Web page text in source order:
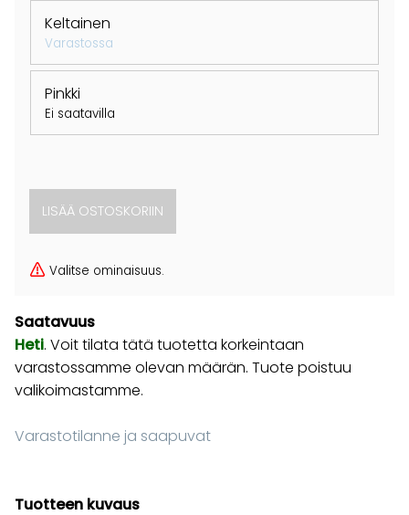
Keltainen
Varastossa
Pinkki
Ei saatavilla
Valitse ominaisuus.
Saatavuus
Heti. Voit tilata tätä tuotetta korkeintaan
varastossamme olevan määrän. Tuote poistuu
valikoimastamme.
Varastotilanne ja saapuvat
Tuotteen kuvaus